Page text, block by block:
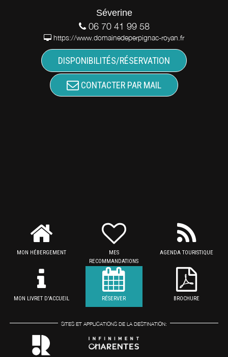
Séverine
06 70 41 99 58
https://www.domainedeperpignac-royan.fr
DISPONIBILITÉS/RÉSERVATION
CONTACTER PAR MAIL
MON HÉBERGEMENT
MES
RECOMMANDATIONS
AGENDA TOURISTIQUE
MON LIVRET D'ACCUEIL RÉSERVER BROCHURE
SITES ET APPLICATIONS DE LA DESTINATION: